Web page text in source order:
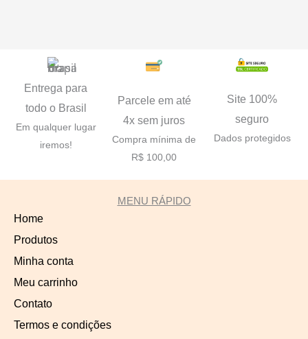
Entrega para
todo o Brasil
Em qualquer lugar
iremos!
Parcele em até
4x sem juros
Compra mínima de
R$ 100,00
Site 100%
seguro
Dados protegidos
MENU RÁPIDO
Home
Produtos
Minha conta
Meu carrinho
Contato
Termos e condições